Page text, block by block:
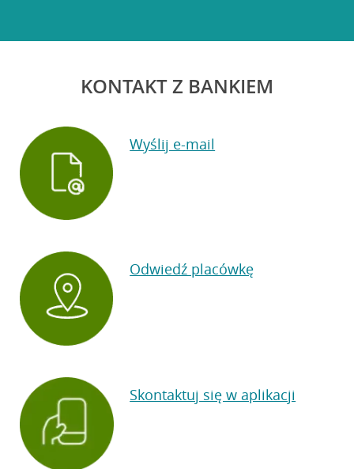
KONTAKT Z BANKIEM
Wyślij e-mail
Odwiedź placówkę
Skontaktuj się w aplikacji